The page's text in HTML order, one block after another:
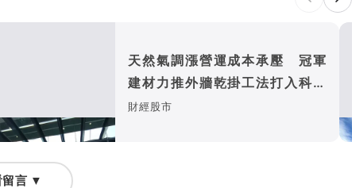
天然氣調漲營運成本承壓 冠軍
建材力推外牆乾掛工法打入科技
廠房
財經股市
留言 ▼